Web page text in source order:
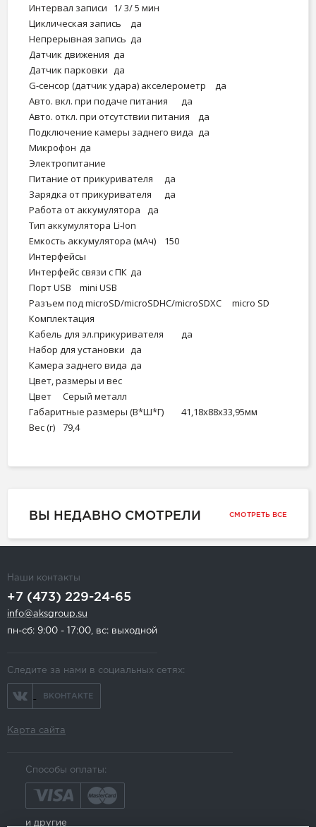
Интервал записи
1/ 3/ 5 мин
Циклическая запись
да
Непрерывная запись да
Датчик движения да
Датчик парковки да
G-сенсор (датчик удара) акселерометр
да
Авто. вкл. при подаче питания
да
Авто. откл. при отсутствии питания
да
Подключение камеры заднего вида да
Микрофон да
Электропитание
Питание от прикуривателя
да
Зарядка от прикуривателя
да
Работа от аккумулятора
да
Тип аккумулятора Li-Ion
Емкость аккумулятора (мАч)
150
Интерфейсы
Интерфейс связи с ПК да
Порт USB
mini USB
Разъем под microSD/microSDHC/microSDXC
micro SD
Комплектация
Кабель для эл.прикуривателя
да
Набор для установки да
Камера заднего вида да
Цвет, размеры и вес
Цвет
Серый металл
Габаритные размеры (В*Ш*Г)
41,18х88х33,95мм
Вес (г)
79,4
ВЫ НЕДАВНО СМОТРЕЛИ СМОТРЕТЬ ВСЕ
Наши контакты
+7 (473) 229-24-65
info@aksgroup.su
пн-сб: 9:00 - 17:00, вс: выходной
Следите за нами в социальных сетях:
ВКОНТАКТЕ
Карта сайта
Способы оплаты:
и другие